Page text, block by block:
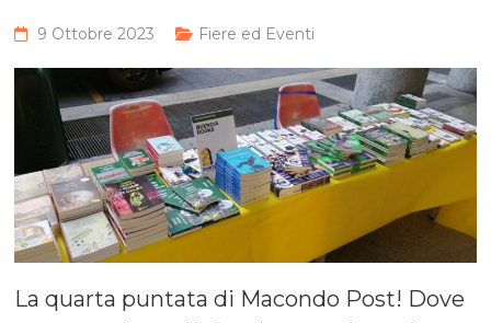
9 Ottobre 2023 Fiere ed Eventi
La quarta puntata di Macondo Post! Dove